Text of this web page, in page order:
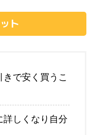
ト
で安く買うこ
詳しくなり自分